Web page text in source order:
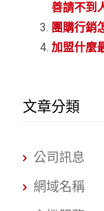
善請不到
團購行銷
加盟什麼
文章分類
公司訊息
網域名稱